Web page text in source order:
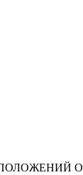
ПОЛОЖЕНИЙ О